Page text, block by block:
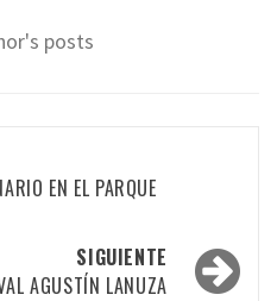
posts
EN EL PARQUE
SIGUIENTE
AGUSTÍN LANUZA